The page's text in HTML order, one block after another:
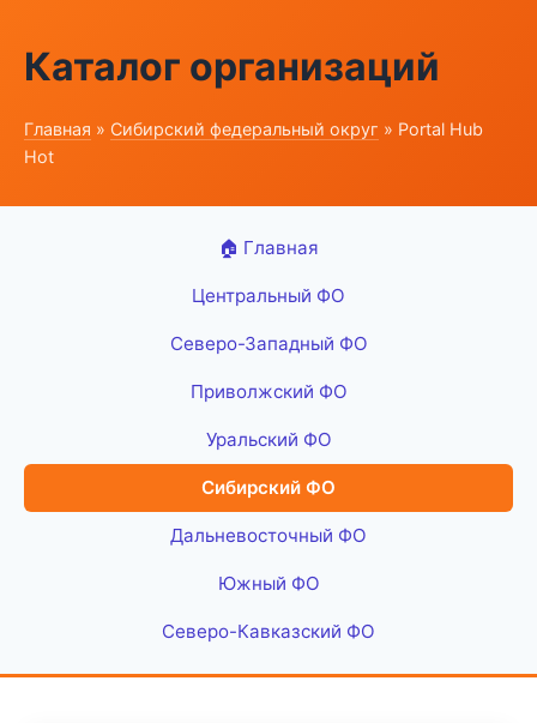
Каталог организаций
Главная » Сибирский федеральный округ » Portal Hub
Hot
🏠 Главная
Центральный ФО
Северо-Западный ФО
Приволжский ФО
Уральский ФО
Сибирский ФО
Дальневосточный ФО
Южный ФО
Северо-Кавказский ФО